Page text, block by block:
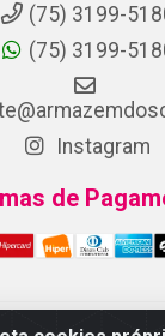
(75) 3199-
(75) 3199-
Instagram
de